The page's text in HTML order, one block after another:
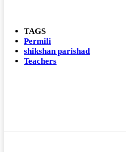
TAGS
Permili
shikshan parishad
Teachers